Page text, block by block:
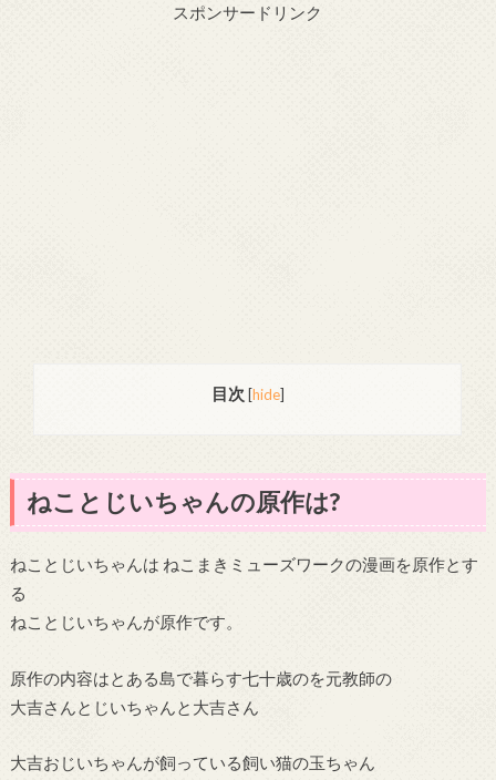
スポンサードリンク
目次 [hide]
ねことじいちゃんの原作は?
ねことじいちゃんは ねこまきミューズワークの漫画を原作とす
る
ねことじいちゃんが原作です。
原作の内容はとある島で暮らす七十歳のを元教師の
大吉さんとじいちゃんと大吉さん
大吉おじいちゃんが飼っている飼い猫の玉ちゃん